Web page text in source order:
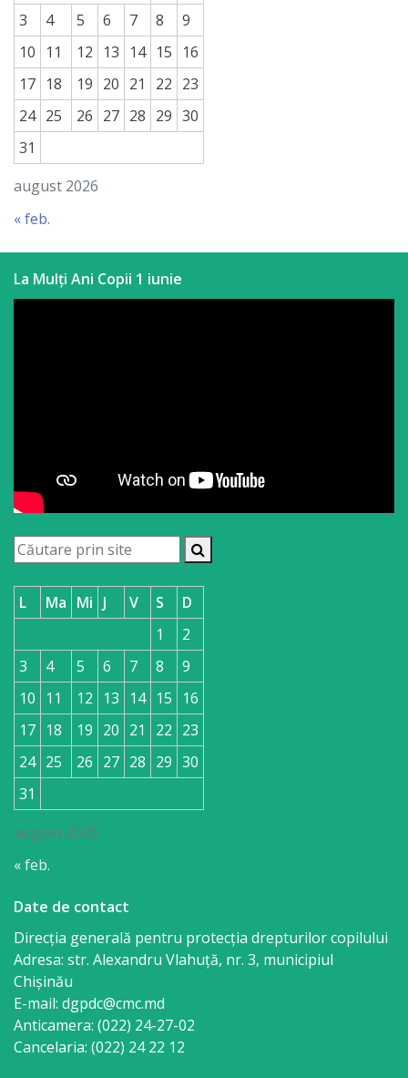
august 2026
3
4 5 6 7 8
9
10
11 12 13 14 15
16
17 18 19 20 21 22 23
24 25 26 27 28 29 30
31
« feb.
La Mulți Ani Copii 1 iunie
august 2026
L Ma Mi J V S
D
1
2
3
4 5 6 7 8
9
10
11 12 13 14 15
16
17 18 19 20 21 22 23
24 25 26 27 28 29 30
31
« feb.
Date de contact
Direcția generală pentru protecția drepturilor copilului
Adresa: str. Alexandru Vlahuţă, nr. 3, municipiul
Chişinău
E-mail: dgpdc@cmc.md
Anticamera: (022) 24-27-02
Cancelaria: (022) 24 22 12